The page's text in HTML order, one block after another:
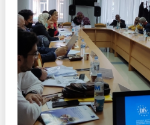
Institutional Charter IDIS
Announcements
IDIS International Advisory Board
Democratic process
15 minutes of economic realism
Hybrid power
EU-STRAT bulletin
Transparency of state – owned